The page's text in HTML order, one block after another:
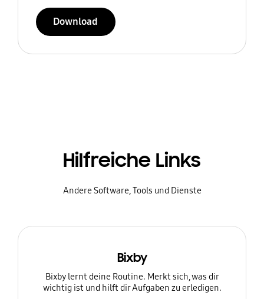
Download
Hilfreiche Links
Andere Software, Tools und Dienste
Bixby
Bixby lernt deine Routine. Merkt sich, was dir
wichtig ist und hilft dir Aufgaben zu erledigen.